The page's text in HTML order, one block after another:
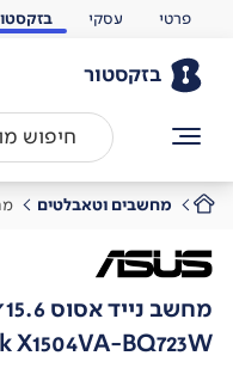
פרטי עסקי
בזקסטור
מחשבים וטאבלטים
מחשב נייד אסוס 15.6"
BQ723W